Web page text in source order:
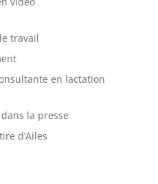
travail
en lactation
la presse
d’Ailes